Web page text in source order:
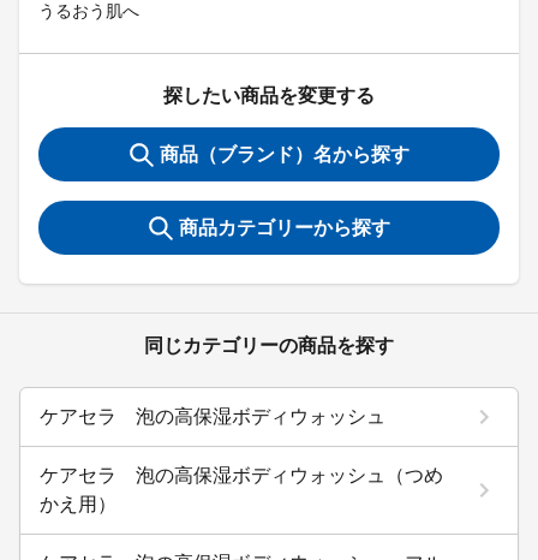
うるおう肌へ
探したい商品を変更する
商品（ブランド）名から探す
商品カテゴリーから探す
同じカテゴリーの商品を探す
ケアセラ 泡の高保湿ボディウォッシュ
ケアセラ 泡の高保湿ボディウォッシュ（つめ
かえ用）